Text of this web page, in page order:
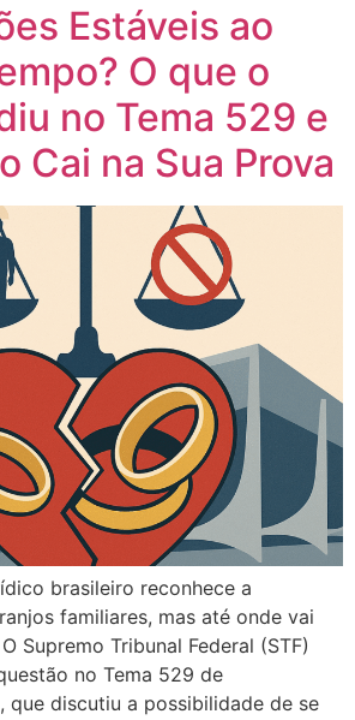
Estáveis ao
O que o
no Tema 529 e
Cai na Sua Prova
brasileiro reconhece a
familiares, mas até onde vai
Supremo Tribunal Federal (STF)
no Tema 529 de
que discutiu a possibilidade de se